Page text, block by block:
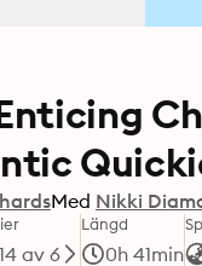
Med Nikki
14 av 6
Längd
0h 41min